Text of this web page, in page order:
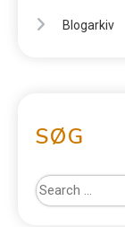
Blogarkiv
SØG